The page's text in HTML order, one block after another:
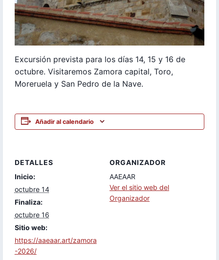
Excursión prevista para los días 14, 15 y 16 de
octubre. Visitaremos Zamora capital, Toro,
Moreruela y San Pedro de la Nave.
Añadir al calendario
DETALLES
Inicio:
octubre 14
Finaliza:
octubre 16
Sitio web:
https://aaeaar.art/zamora
-2026/
ORGANIZADOR
AAEAAR
Ver el sitio web del
Organizador